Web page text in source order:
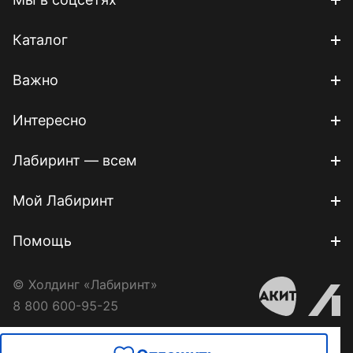
Каталог
Важно
Интересно
Лабиринт — всем
Мой Лабиринт
Помощь
© Холдинг «Лабиринт»
8 800 600-95-25